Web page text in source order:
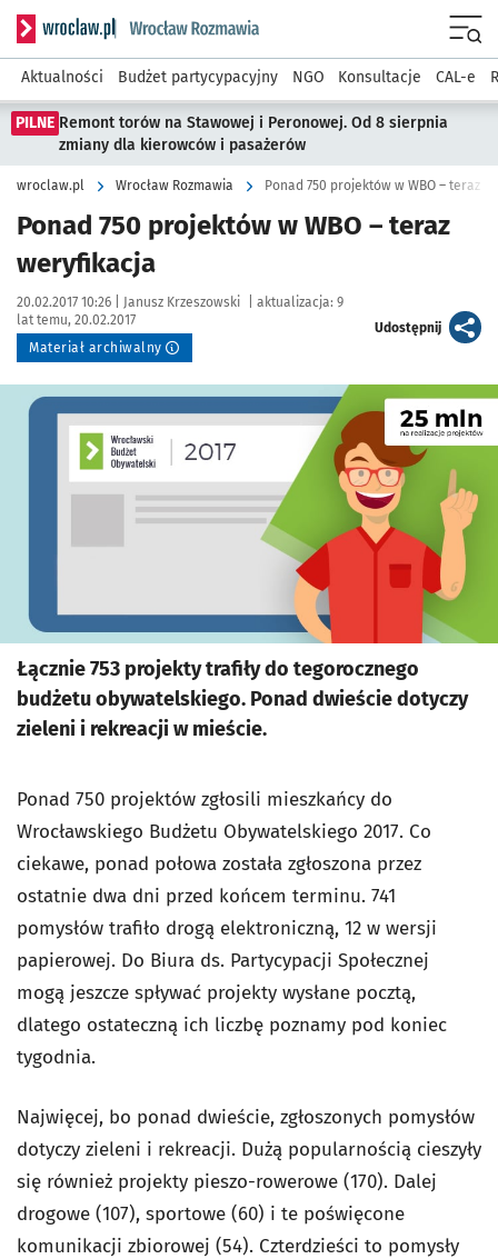
Serwis informacyjny wroclaw.pl podserwis: Rozmawia
Aktualności Budżet partycypacyjny NGO Konsultacje CAL-e
PILNE Remont torów na Stawowej i Peronowej. Od 8 sierpnia
zmiany dla kierowców i pasażerów
wroclaw.pl Wrocław Rozmawia Ponad 750 projektów w WBO – teraz
Ponad 750 projektów w WBO – teraz
weryfikacja
Data publikacji:
20.02.2017 10:26 | Autor:
Janusz Krzeszowski aktualizacja: 9
lat temu, 20.02.2017
Materiał archiwalny
Udostępnijartykuł
Kliknij, aby powiększyć
Łącznie 753 projekty trafiły do tegorocznego
budżetu obywatelskiego. Ponad dwieście dotyczy
zieleni i rekreacji w mieście.
Ponad 750 projektów zgłosili mieszkańcy do
Wrocławskiego Budżetu Obywatelskiego 2017. Co
ciekawe, ponad połowa została zgłoszona przez
ostatnie dwa dni przed końcem terminu. 741
pomysłów trafiło drogą elektroniczną, 12 w wersji
papierowej. Do Biura ds. Partycypacji Społecznej
mogą jeszcze spływać projekty wysłane pocztą,
dlatego ostateczną ich liczbę poznamy pod koniec
tygodnia.
Najwięcej, bo ponad dwieście, zgłoszonych pomysłów
dotyczy zieleni i rekreacji. Dużą popularnością cieszyły
się również projekty pieszo-rowerowe (170). Dalej
drogowe (107), sportowe (60) i te poświęcone
komunikacji zbiorowej (54). Czterdzieści to pomysły